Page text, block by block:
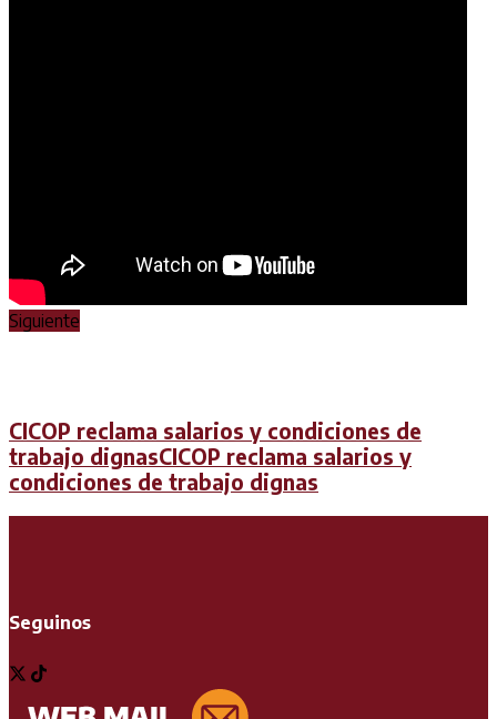
Siguiente
CICOP reclama salarios y condiciones de
trabajo dignasCICOP reclama salarios y
condiciones de trabajo dignas
Seguinos